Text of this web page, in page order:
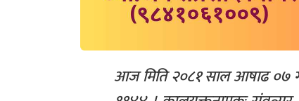
आज मिति २०८१ साल आषाढ ०७